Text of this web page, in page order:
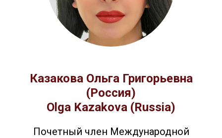
Казакова Ольга Григорьевна
(Россия)
Olga Kazakova (Russia)
Почетный член Международной